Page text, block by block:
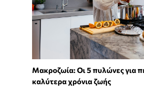
Mακροζωία: Οι 5 πυλώνες για
καλύτερα χρόνια ζωής